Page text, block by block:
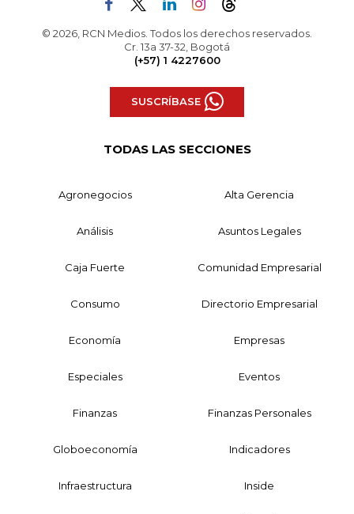
© 2026, RCN Medios. Todos los derechos reservados.
Cr. 13a 37-32, Bogotá
(+57) 1 4227600
SUSCRÍBASE
TODAS LAS SECCIONES
Agronegocios Alta Gerencia
Análisis Asuntos Legales
Caja Fuerte Comunidad Empresarial
Consumo Directorio Empresarial
Economía Empresas
Especiales Eventos
Finanzas Finanzas Personales
Globoeconomía Indicadores
Infraestructura Inside